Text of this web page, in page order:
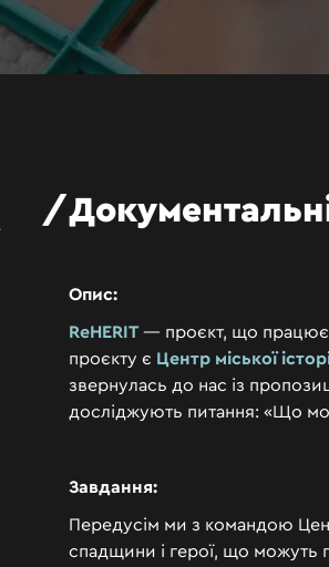
Опис:
ReHERIT— проєкт, що працює
проєкту є Центр міської
звернулась до нас із
досліджують питання: «Що
Завдання:
Передусім ми з командою
спадщини і герої, що можуть